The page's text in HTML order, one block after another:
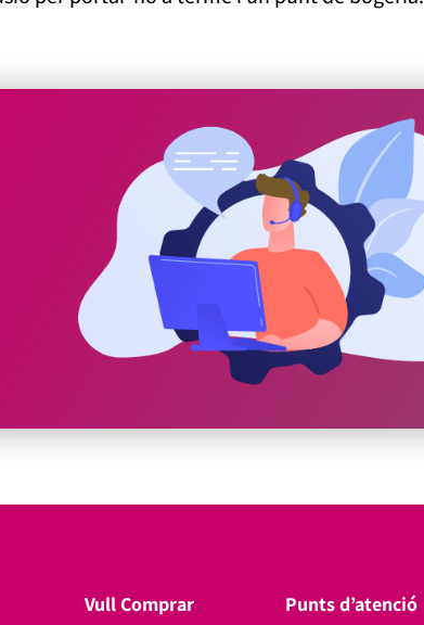
Vull Comprar Punts d’atenció